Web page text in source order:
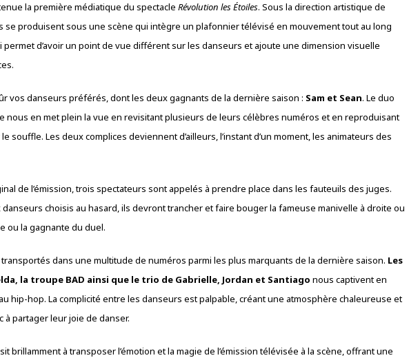
la première médiatique du spectacle Révolution les Étoiles. Sous la direction artistique de
se produisent sous une scène qui intègre un plafonnier télévisé en mouvement tout au long
permet d’avoir un point de vue différent sur les danseurs et ajoute une dimension visuelle
vos danseurs préférés, dont les deux gagnants de la dernière saison : Sam et Sean. Le duo
nous en met plein la vue en revisitant plusieurs de leurs célèbres numéros et en reproduisant
souffle. Les deux complices deviennent d’ailleurs, l’instant d’un moment, les animateurs des
de l’émission, trois spectateurs sont appelés à prendre place dans les fauteuils des juges.
choisis au hasard, ils devront trancher et faire bouger la fameuse manivelle à droite ou
ou la gagnante du duel.
dans une multitude de numéros parmi les plus marquants de la dernière saison. Les
la troupe BAD ainsi que le trio de Gabrielle, Jordan et Santiago nous captivent en
hip-hop. La complicité entre les danseurs est palpable, créant une atmosphère chaleureuse et
à partager leur joie de danser.
brillamment à transposer l’émotion et la magie de l’émission télévisée à la scène, offrant une